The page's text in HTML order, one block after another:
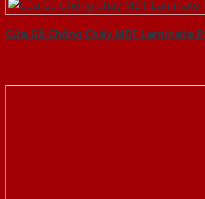
Cửa Gỗ Chống Cháy MDF Laminate